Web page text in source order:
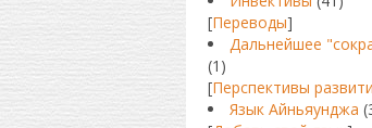
[Переводы]
Дальнейшее
(1)
[Перспективы
Язык Айньяунджа